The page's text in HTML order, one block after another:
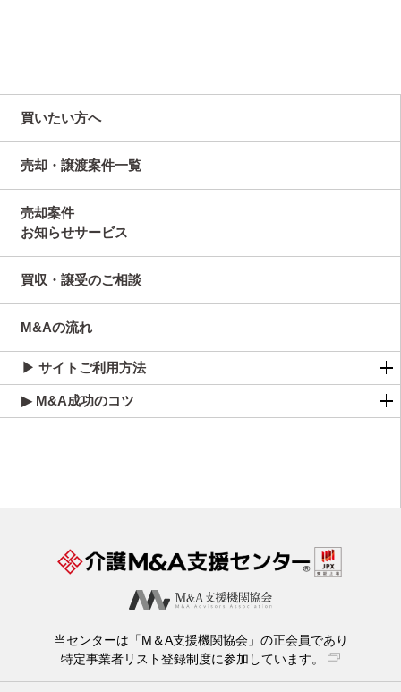
買いたい方へ
売却・譲渡案件一覧
売却案件
お知らせサービス
買収・譲受のご相談
M&Aの流れ
▶ サイトご利用方法
▶ M&A成功のコツ
当センターは「M＆A支援機関協会」の正会員であり
特定事業者リスト登録制度に参加しています。